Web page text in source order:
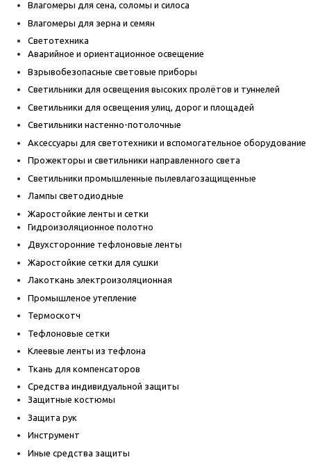
Влагомеры для сена, соломы и силоса
Влагомеры для зерна и семян
Светотехника
Аварийное и ориентационное освещение
Взрывобезопасные световые приборы
Светильники для освещения высоких пролётов и туннелей
Светильники для освещения улиц, дорог и площадей
Светильники настенно-потолочные
Аксессуары для светотехники и вспомогательное оборудование
Прожекторы и светильники направленного света
Светильники промышленные пылевлагозащищенные
Лампы светодиодные
Жаростойкие ленты и сетки
Гидроизоляционное полотно
Двухсторонние тефлоновые ленты
Жаростойкие сетки для сушки
Лакоткань электроизоляционная
Промышленое утепление
Термоскотч
Тефлоновые сетки
Клеевые ленты из тефлона
Ткань для компенсаторов
Средства индивидуальной защиты
Защитные костюмы
Защита рук
Инструмент
Иные средства защиты